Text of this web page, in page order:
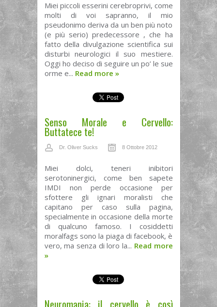
Miei piccoli esserini cerebroprivi, come
molti di voi sapranno, il mio
pseudonimo deriva da un ben più noto
(e più serio) predecessore , che ha
fatto della divulgazione scientifica sui
disturbi neurologici il suo mestiere.
Oggi ho deciso di seguire un po’ le sue
orme e... Read more »
Senso Morale e Cervello:
Buttatece te!
Dr. Oliver Sucks 8 Ottobre 2012
Miei dolci, teneri inibitori
serotoninergici, come ben sapete
IMDI non perde occasione per
sfottere gli ignari moralisti che
capitano per caso sulla pagina,
specialmente in occasione della morte
di qualcuno famoso. I cosiddetti
moralfags sono la piaga di facebook, è
vero, ma senza di loro la... Read more
»
Neuromania: il cervello è così